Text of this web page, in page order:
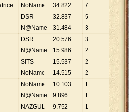
NoName 34.822 7 4
DSR 32.837 5
N@Name 31.484 3 10
DSR 20.576 3
859
N@Name 15.986 2
SITS 15.537 2 7 769
NoName 14.515 2
258
NoName 10.103 1
103
N@Name 9.896 1
896
NAZGUL 9.752 1 9